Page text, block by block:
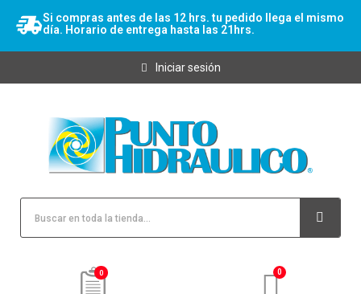
Si compras antes de las 12 hrs. tu pedido llega el mismo
día. Horario de entrega hasta las 21hrs.
Iniciar sesión
0